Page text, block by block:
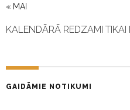
« MAI
KALENDĀRĀ REDZAMI TIKAI
GAIDĀMIE NOTIKUMI